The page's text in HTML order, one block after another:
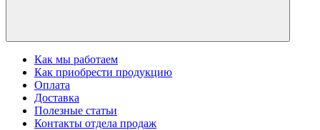
Как мы работаем
Как приобрести продукцию
Оплата
Доставка
Полезные статьи
Контакты отдела продаж